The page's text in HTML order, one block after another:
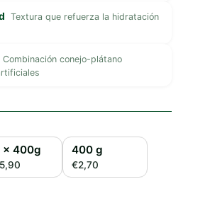
Textura que refuerza la hidratación
Combinación conejo-plátano
x 400g 400 g
€2,70